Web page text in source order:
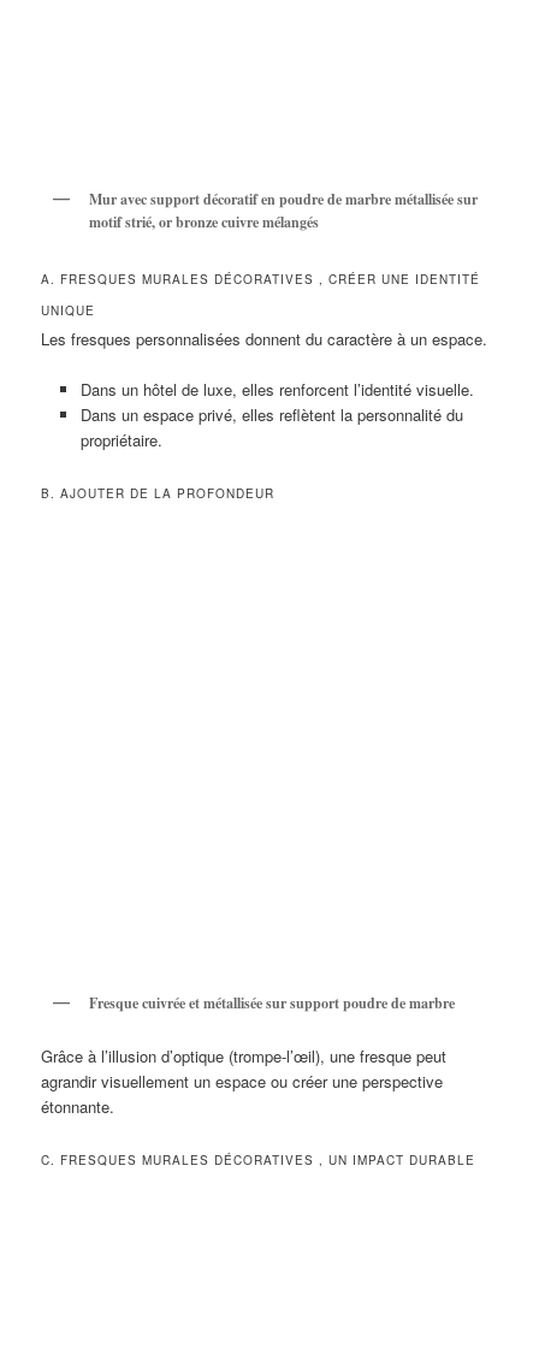
Mur avec support décoratif en poudre de marbre métallisée sur
motif strié, or bronze cuivre mélangés
A. FRESQUES MURALES DÉCORATIVES , CRÉER UNE IDENTITÉ
UNIQUE
Les fresques personnalisées donnent du caractère à un espace.
Dans un hôtel de luxe, elles renforcent l’identité visuelle.
Dans un espace privé, elles reflètent la personnalité du
propriétaire.
B. AJOUTER DE LA PROFONDEUR
Fresque cuivrée et métallisée sur support poudre de marbre
Grâce à l’illusion d’optique (trompe-l’œil), une fresque peut
agrandir visuellement un espace ou créer une perspective
étonnante.
C. FRESQUES MURALES DÉCORATIVES , UN IMPACT DURABLE